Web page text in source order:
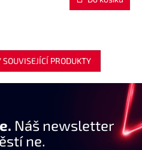
PRODUKTY
Náš newsletter
ne.